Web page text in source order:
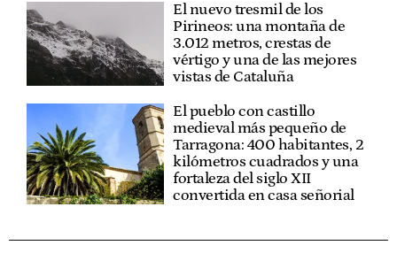
El nuevo tresmil de los
Pirineos: una montaña de
3.012 metros, crestas de
vértigo y una de las mejores
vistas de Cataluña
El pueblo con castillo
medieval más pequeño de
Tarragona: 400 habitantes, 2
kilómetros cuadrados y una
fortaleza del siglo XII
convertida en casa señorial